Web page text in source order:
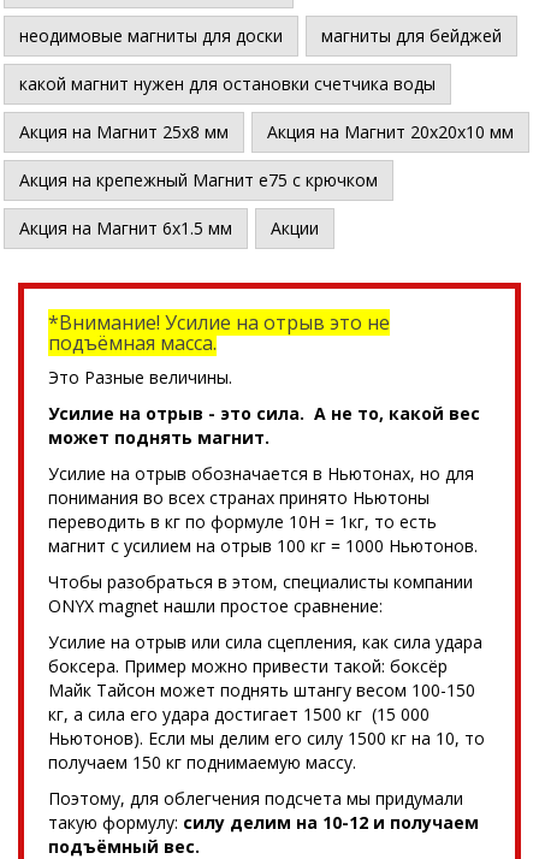
неодимовые магниты для доски магниты для бейджей
какой магнит нужен для остановки счетчика воды
Акция на Магнит 25х8 мм Акция на Магнит 20х20х10 мм
Акция на крепежный Магнит е75 с крючком
Акция на Магнит 6х1.5 мм Акции
*Внимание! Усилие на отрыв это не
подъёмная масса.
Это Разные величины.
Усилие на отрыв - это сила. А не то, какой вес
может поднять магнит.
Усилие на отрыв обозначается в Ньютонах, но для
понимания во всех странах принято Ньютоны
переводить в кг по формуле 10Н = 1кг, то есть
магнит с усилием на отрыв 100 кг = 1000 Ньютонов.
Чтобы разобраться в этом, специалисты компании
ONYX magnet нашли простое сравнение:
Усилие на отрыв или сила сцепления, как сила удара
боксера. Пример можно привести такой: боксёр
Майк Тайсон может поднять штангу весом 100-150
кг, а сила его удара достигает 1500 кг (15 000
Ньютонов). Если мы делим его силу 1500 кг на 10, то
получаем 150 кг поднимаемую массу.
Поэтому, для облегчения подсчета мы придумали
такую формулу: силу делим на 10-12 и получаем
подъёмный вес.